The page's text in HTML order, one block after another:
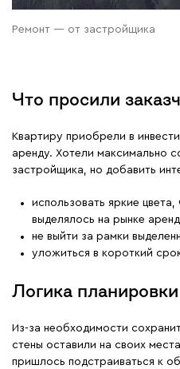
Ремонт — от застройщика
Что просили
Квартиру приобрели в
аренду. Хотели максимально
застройщика, но добавить
использовать яркие
выделялось на рынке
не выйти за рамки
уложиться в короткий
Логика планировки
Из-за необходимости
стены оставили на своих
пришлось подстраиваться к